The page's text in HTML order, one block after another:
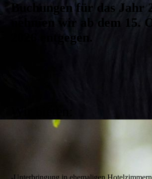
Buchungen für das Jahr
nehmen wir ab dem 15.
2026 entgegen.
-Unterbringung in ehemaligen